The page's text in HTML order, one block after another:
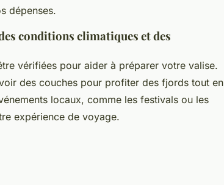
dépenses.
conditions climatiques et des
vérifiées pour aider à préparer votre valise.
des couches pour profiter des fjords tout en
locaux, comme les festivals ou les
expérience de voyage.